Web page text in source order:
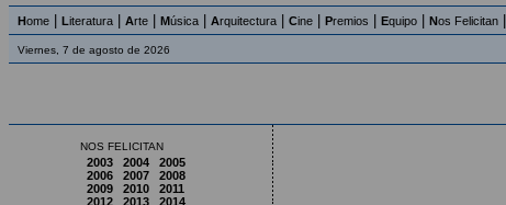
Home Literatura Arte Música Arquitectura Cine Premios Equipo Nos Felicitan
Viernes, 7 de agosto de 2026
NOS FELICITAN
2003 2004
2005
2006
2007
2008
2009
2010
2011
2012
2013
2014